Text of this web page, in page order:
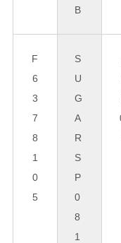
B
F
6
3
7
8
1
0
5
S
U
G
A
R
S
P
0
8
1